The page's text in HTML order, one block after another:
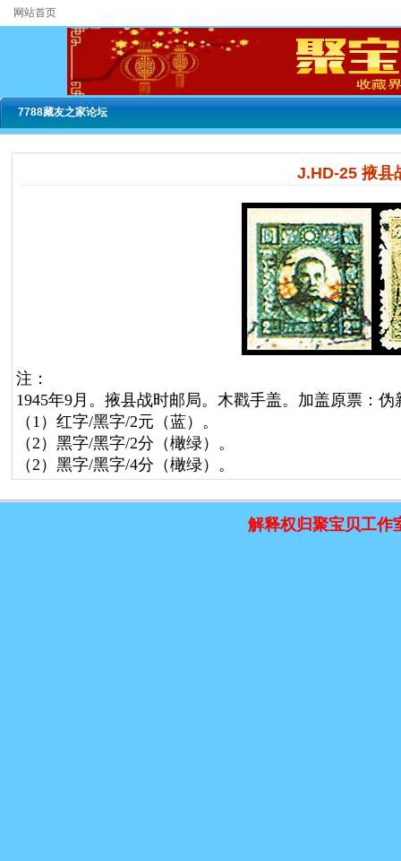
网站首页
7788藏友之家论坛
J.HD-25 掖县
注：
1945年9月。掖县战时邮局。木戳手盖。加盖原票：
（1）红字/黑字/2元（蓝）。
（2）黑字/黑字/2分（橄绿）。
（2）黑字/黑字/4分（橄绿）。
解释权归聚宝贝工作